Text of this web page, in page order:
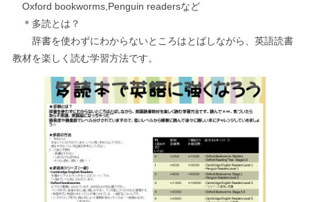
Oxford bookworms,Penguin readersなど
＊多読とは？
辞書を使わずにわからないところはとばしながら、英語読書
教材を楽しく読む学習方法です。